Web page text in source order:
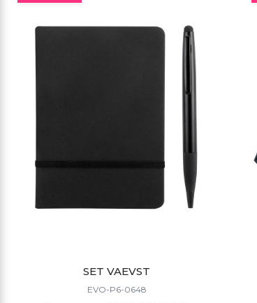
SET VAEVST
EVO-P6-0648